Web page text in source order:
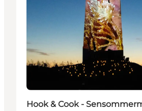
Hook & Cook -